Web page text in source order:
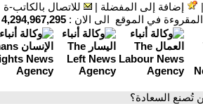
| إضافة إلى المفضلة |
للاتصال بالكاتب-ة
في الموقع الى الان : 4,294,967,295
تُصنع السعادة؟